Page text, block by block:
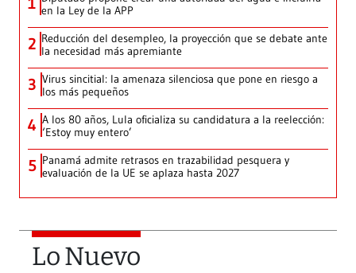
en la Ley de la APP
2 Reducción del desempleo, la proyección que se debate ante
la necesidad más apremiante
3 Virus sincitial: la amenaza silenciosa que pone en riesgo a
los más pequeños
4 A los 80 años, Lula oficializa su candidatura a la reelección:
‘Estoy muy entero’
5 Panamá admite retrasos en trazabilidad pesquera y
evaluación de la UE se aplaza hasta 2027
Lo Nuevo